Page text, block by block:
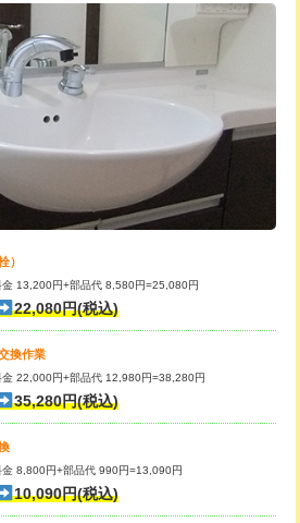
現場見積
での価格です。
VP・HI）使
33,000円
VP・HI）使
グ鋼管・銅
/3ｍまで)
44,000円
グ鋼管・銅
/3ｍ超え)
埋め戻し作
/3ｍまで） 55,000円
管工事/3ｍ超
め戻し作業）
え +3,300円
33,000円
理・清掃・修
ど（軽作業）
11,000円
理・清掃・修
ど（中作業）
22,000円
理・清掃・修
ど（重作業）
33,000円
付・デッキ
）
13,200円+部品代 8,580円=25,080円
22,080円(税込)
換作業
22,000円+部品代 12,980円=38,280円
35,280円(税込)
8,800円+部品代 990円=13,090円
10,090円(税込)